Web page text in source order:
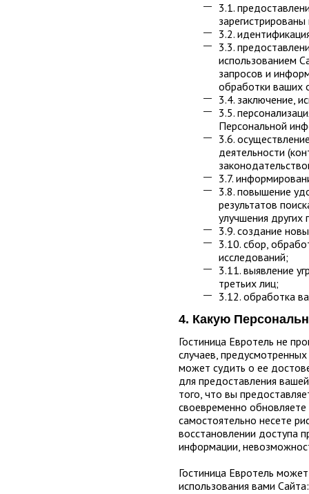
3.1.
3.2.
3.3.
использованием
запросов и
обработки ваших
3.4. заключение,
3.5.
Персональной
3.6.
деятельности
3.7.
3.8. повышение
результатов
улучшения других
3.9. создание
3.10. сбор,
исследований;
3.11. выявление
третьих лиц;
3.12. обработка
4. Какую
Гостиница Евротель не
случаев,
может судить о ее
для предоставления
того, что вы
своевременно
самостоятельно несете
восстановлении доступа
информации,
Гостиница Евротель
использования вами Сайта: